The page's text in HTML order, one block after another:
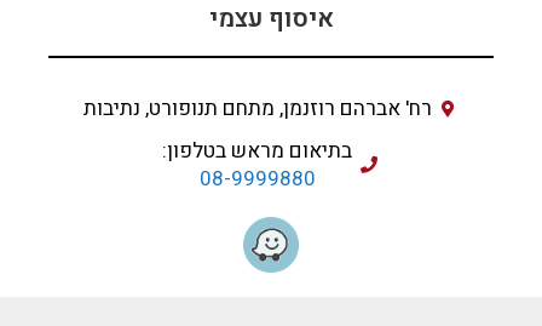
איסוף עצמי
רח' אברהם רוזנמן, מתחם תנופורט, נתיבות
בתיאום מראש בטלפון:
08-9999880